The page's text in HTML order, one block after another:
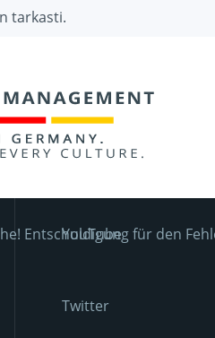
tarkasti.
Entschuldigung für den
YouTube
Twitter